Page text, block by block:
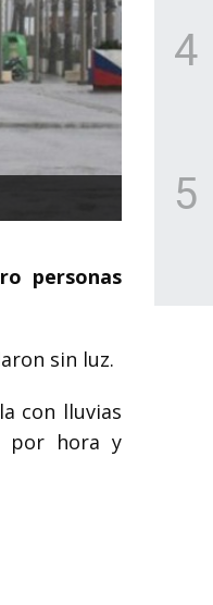
personas
sin luz.
con lluvias
por hora y
4
5